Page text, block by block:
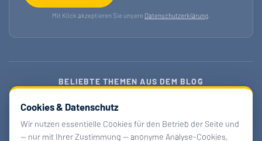
Cookies & Datenschutz
Wir nutzen essentielle Cookies für den Betrieb der Seite und
— nur mit Ihrer Zustimmung — anonyme Analyse-Cookies,
Mit Klick akzeptieren Sie unsere Datenschutzerklärung
BELIEBTE THEMEN AUS DEM BLOG
Digitale Souveränität 2026
openDesk & Verwaltungscloud
EU-KI-Regulierung
Barrierefreiheitsgesetz
Managed Nextcloud